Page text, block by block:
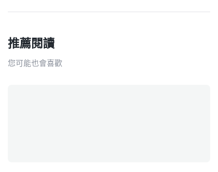
推薦閱讀
您可能也會喜歡